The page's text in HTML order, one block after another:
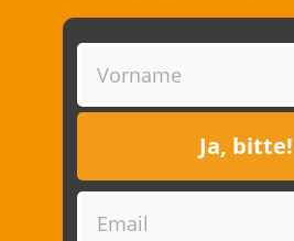
Ja, bitte!